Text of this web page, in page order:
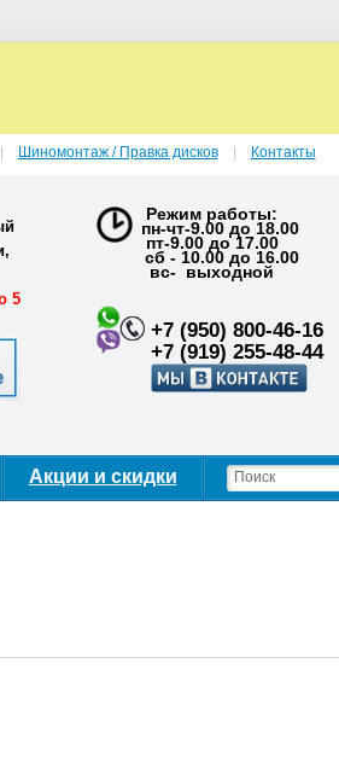
5
Режим работы:
пн-чт-9.00 до 18.00
пт-9.00 до 17.00
сб - 10.00 до 16.00
вс- выходной
+7 (950) 800-46-16
+7 (919) 255-48-44
Акции и скидки
Шиномонтаж / Правка дисков Контакты